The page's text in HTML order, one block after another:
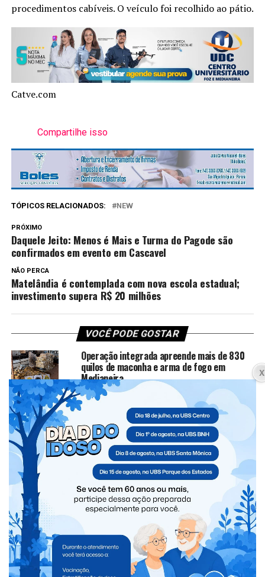
procedimentos cabíveis. O veículo foi recolhido ao pátio.
Catve.com
Compartilhe isso
TÓPICOS RELACIONADOS: NEW
PRÓXIMO
Daquele Jeito: Menos é Mais e Turma do Pagode são
confirmados em evento em Cascavel
NÃO PERCA
Matelândia é contemplada com nova escola estadual;
investimento supera R$ 20 milhões
VOCÊ PODE GOSTAR
Operação integrada apreende mais de 830
quilos de maconha e arma de fogo em
Medianeira
UDC entrega resultados das 4 Pesquisas
das Pontes Internacionais da Amizade e da
Fraternidade
Governo Municipal realiza Estratégia de
Multivacinação para crianças e
adolescentes
Operação Lastro Oculto 2: Polícia Federal
encontra passagem subterrânea
clandestina durante ação em Foz do Iguaçu
Vereadoras são flagradas com
medicamentos emagrecedores em carro
oficial da Câmara